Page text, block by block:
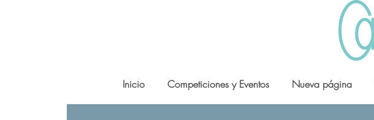
Inicio Competiciones y Eventos Nueva página